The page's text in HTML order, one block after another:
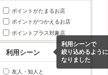
ポイントがたまるお店
ポイントがつかえるお店
ポイントプラス対象店
利用シーン
利用シーンで
絞り込めるように
なりました
友人・知人と